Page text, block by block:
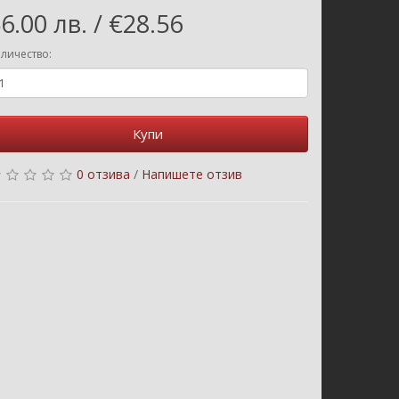
лв. / €28.56
Купи
0 отзива / Напишете отзив